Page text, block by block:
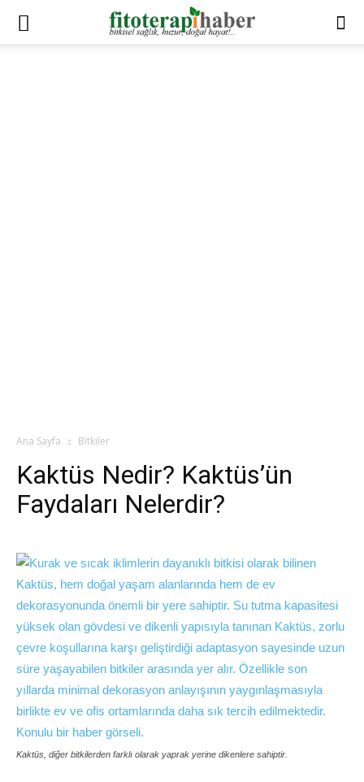
Ana Sayfa Bitkiler
Kaktüs Nedir? Kaktüs’ün
Faydaları Nelerdir?
Kaktüs, diğer bitkilerden farklı olarak yaprak yerine dikenlere sahiptir.